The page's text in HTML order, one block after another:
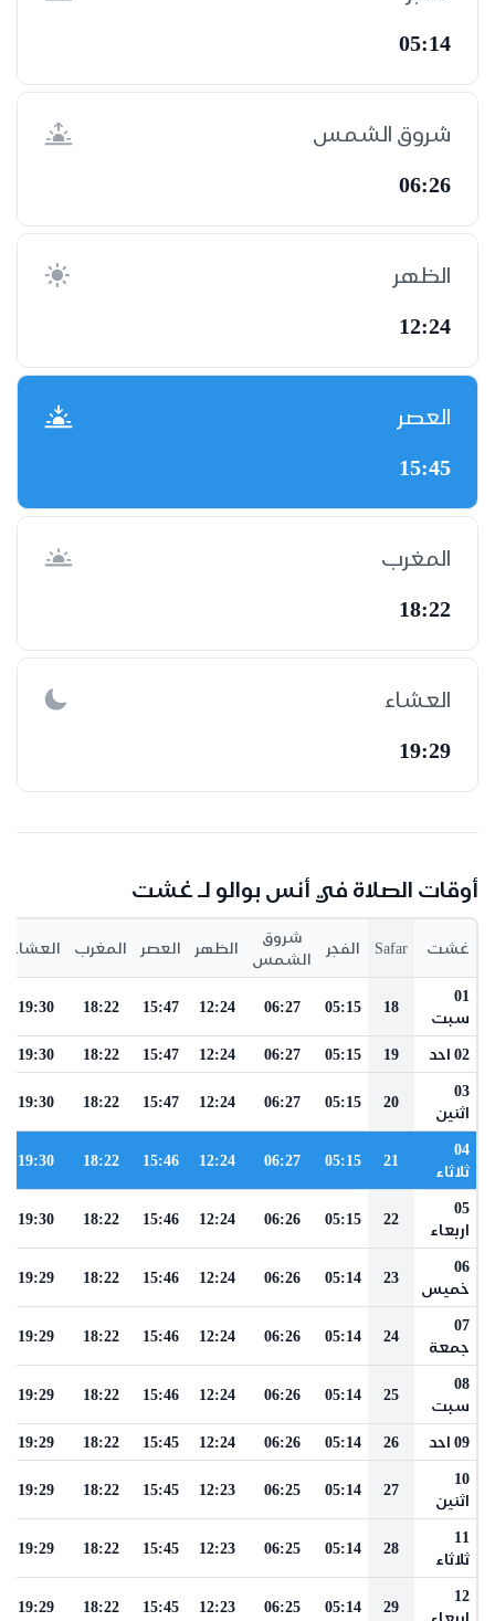
05:14
شروق الشمس
06:26
الظهر
12:24
العصر
15:45
المغرب
18:22
العشاء
19:29
أوقات الصلاة في أنس بوالو لـ غشت
غشت Safar الفجر
شروق
الشمس
الظهر العصر المغرب العشاء
01
سبت
18
05:15
06:27
12:24
15:47
18:22
19:30
02 احد 19
05:15
06:27
12:24
15:47
18:22
19:30
03
اثنين
20
05:15
06:27
12:24
15:47
18:22
19:30
04
ثلاثاء
21
05:15
06:27
12:24
15:46
18:22
19:30
05
اربعاء
22
05:15
06:26
12:24
15:46
18:22
19:30
06
خميس
23
05:14
06:26
12:24
15:46
18:22
19:29
07
جمعة
24
05:14
06:26
12:24
15:46
18:22
19:29
08
سبت
25
05:14
06:26
12:24
15:46
18:22
19:29
09 احد 26
05:14
06:26
12:24
15:45
18:22
19:29
10
اثنين
27
05:14
06:25
12:23
15:45
18:22
19:29
11
ثلاثاء
28
05:14
06:25
12:23
15:45
18:22
19:29
12
اربعاء
29
05:14
06:25
12:23
15:45
18:22
19:29